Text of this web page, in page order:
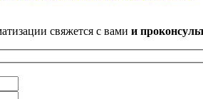
свяжется с вами и